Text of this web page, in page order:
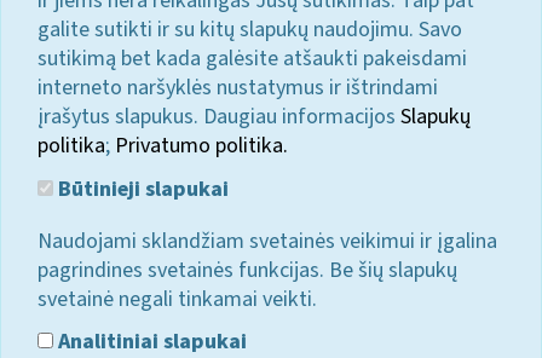
galite sutikti ir su kitų slapukų naudojimu. Savo
sutikimą bet kada galėsite atšaukti pakeisdami
interneto naršyklės nustatymus ir ištrindami
įrašytus slapukus. Daugiau informacijos Slapukų
politika; Privatumo politika.
Būtinieji slapukai
Naudojami sklandžiam svetainės veikimui ir įgalina
pagrindines svetainės funkcijas. Be šių slapukų
svetainė negali tinkamai veikti.
Analitiniai slapukai